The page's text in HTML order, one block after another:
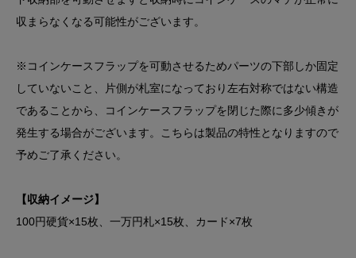
収まらなくなる可能性がございます。
※コインケースフラップを可動させるためパーツの下部しか固定
していないこと、片側が札室になっており左右対称ではない構造
であることから、コインケースフラップを閉じた際に多少傾きが
発生する場合がございます。こちらは製品の特性となりますので
予めご了承ください。
【収納イメージ】
100円硬貨×15枚、一万円札×15枚、カード×7枚